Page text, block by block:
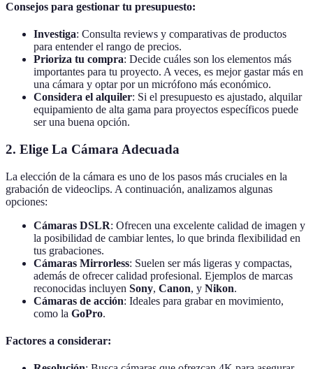
Consejos para gestionar tu presupuesto:
Investiga: Consulta reviews y comparativas de productos
para entender el rango de precios.
Prioriza tu compra: Decide cuáles son los elementos más
importantes para tu proyecto. A veces, es mejor gastar más en
una cámara y optar por un micrófono más económico.
Considera el alquiler: Si el presupuesto es ajustado, alquilar
equipamiento de alta gama para proyectos específicos puede
ser una buena opción.
2. Elige La Cámara Adecuada
La elección de la cámara es uno de los pasos más cruciales en la
grabación de videoclips. A continuación, analizamos algunas
opciones:
Cámaras DSLR: Ofrecen una excelente calidad de imagen y
la posibilidad de cambiar lentes, lo que brinda flexibilidad en
tus grabaciones.
Cámaras Mirrorless: Suelen ser más ligeras y compactas,
además de ofrecer calidad profesional. Ejemplos de marcas
reconocidas incluyen Sony, Canon, y Nikon.
Cámaras de acción: Ideales para grabar en movimiento,
como la GoPro.
Factores a considerar: